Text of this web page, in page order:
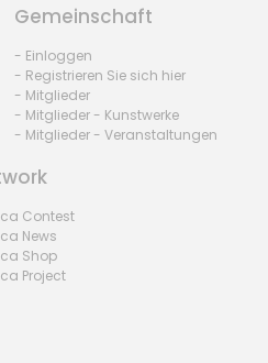
Gemeinschaft
- Einloggen
- Registrieren Sie sich hier
- Mitglieder
- Mitglieder - Kunstwerke
- Mitglieder - Veranstaltungen
Contest
News
Shop
Project